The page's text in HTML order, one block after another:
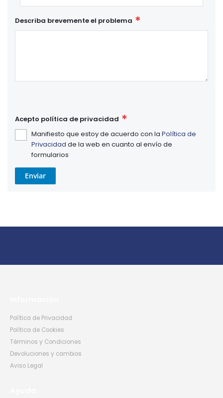
Describa brevemente el problema
Acepto política de privacidad
Manifiesto que estoy de acuerdo con la Política de
Privacidad de la web en cuanto al envío de
formularios
Enviar
Política de Privacidad
Política de Cookies
Términos y Condiciones
Devoluciones y cambios
Aviso Legal